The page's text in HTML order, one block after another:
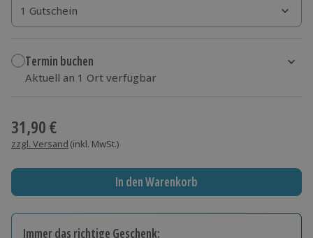
1 Gutschein
1 Gutschein
Termin buchen
Aktuell an 1 Ort verfügbar
31,90 €
zzgl. Versand (inkl. MwSt.)
In den Warenkorb
Immer das richtige Geschenk: